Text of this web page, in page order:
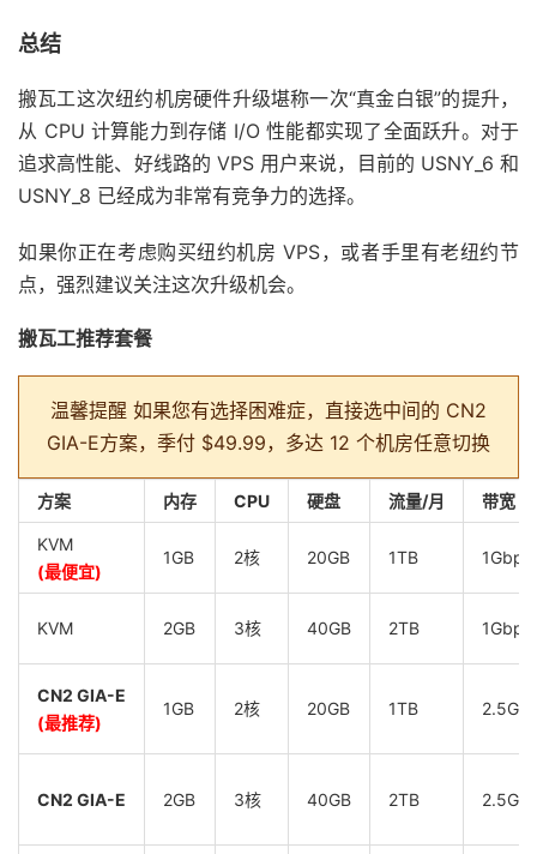
总结
搬瓦工这次纽约机房硬件升级堪称一次“真金白银”的提升，
从 CPU 计算能力到存储 I/O 性能都实现了全面跃升。对于
追求高性能、好线路的 VPS 用户来说，目前的 USNY_6 和
USNY_8 已经成为非常有竞争力的选择。
如果你正在考虑购买纽约机房 VPS，或者手里有老纽约节
点，强烈建议关注这次升级机会。
搬瓦工推荐套餐
温馨提醒 如果您有选择困难症，直接选中间的 CN2
GIA-E方案，季付 $49.99，多达 12 个机房任意切换
方案 内存 CPU 硬盘 流量/月 带宽
KVM
(最便宜)
1GB 2核 20GB 1TB 1Gbps
KVM 2GB 3核 40GB 2TB 1Gbps
CN2 GIA-E
(最推荐)
1GB 2核 20GB 1TB
CN2 GIA-E 2GB 3核 40GB 2TB